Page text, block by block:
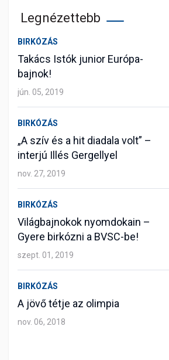
Legnézettebb
BIRKÓZÁS
Takács Istók junior Európa-
bajnok!
jún. 05, 2019
BIRKÓZÁS
„A szív és a hit diadala volt” –
interjú Illés Gergellyel
nov. 27, 2019
BIRKÓZÁS
Világbajnokok nyomdokain –
Gyere birkózni a BVSC-be!
szept. 01, 2019
BIRKÓZÁS
A jövő tétje az olimpia
nov. 06, 2018